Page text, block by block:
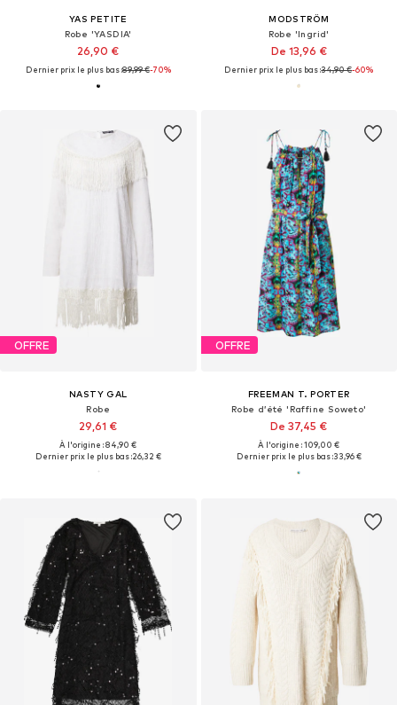
YAS PETITE
Robe 'YASDIA'
26,90 €
Dernier prix le plus bas :89,99 €-70%
MODSTRÖM
Robe 'Ingrid'
De 13,96 €
Dernier prix le plus bas :34,90 €-60%
OFFRE
NASTY GAL
Robe
29,61 €
À l'origine : 84,90 €
Dernier prix le plus bas :26,32 €
OFFRE
FREEMAN T. PORTER
Robe d’été 'Raffine Soweto'
De 37,45 €
À l'origine : 109,00 €
Dernier prix le plus bas :33,96 €